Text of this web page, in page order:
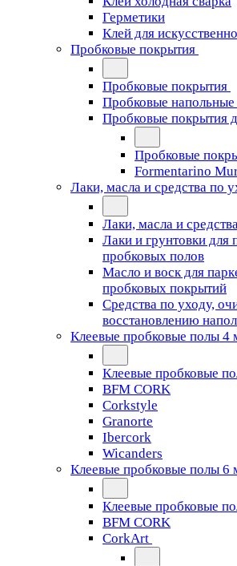
Герметики
Клей для
Пробковые покрытия
Пробковые покрытия
Пробковые
Пробковые покрытия
Пробковые
Formentarino
Лаки, масла и средства по
Лаки, масла и
Лаки и грунтовки для
пробковых полов
Масло и воск для
пробковых покрытий
Средства по уходу,
восстановлению
Клеевые пробковые полы 4
Клеевые пробковые
BFM CORK
Corkstyle
Granorte
Ibercork
Wicanders
Клеевые пробковые полы 6
Клеевые пробковые
BFM CORK
CorkArt